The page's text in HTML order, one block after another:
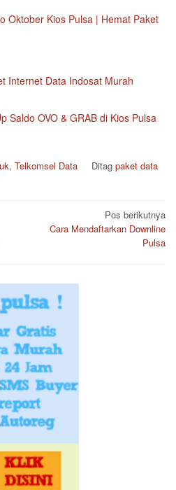
Oktober Kios Pulsa | Hemat Paket
Internet Data Indosat Murah
Saldo OVO & GRAB di Kios Pulsa
, Telkomsel Data Ditag paket data
Pos berikutnya
Cara Mendaftarkan Downline
Pulsa